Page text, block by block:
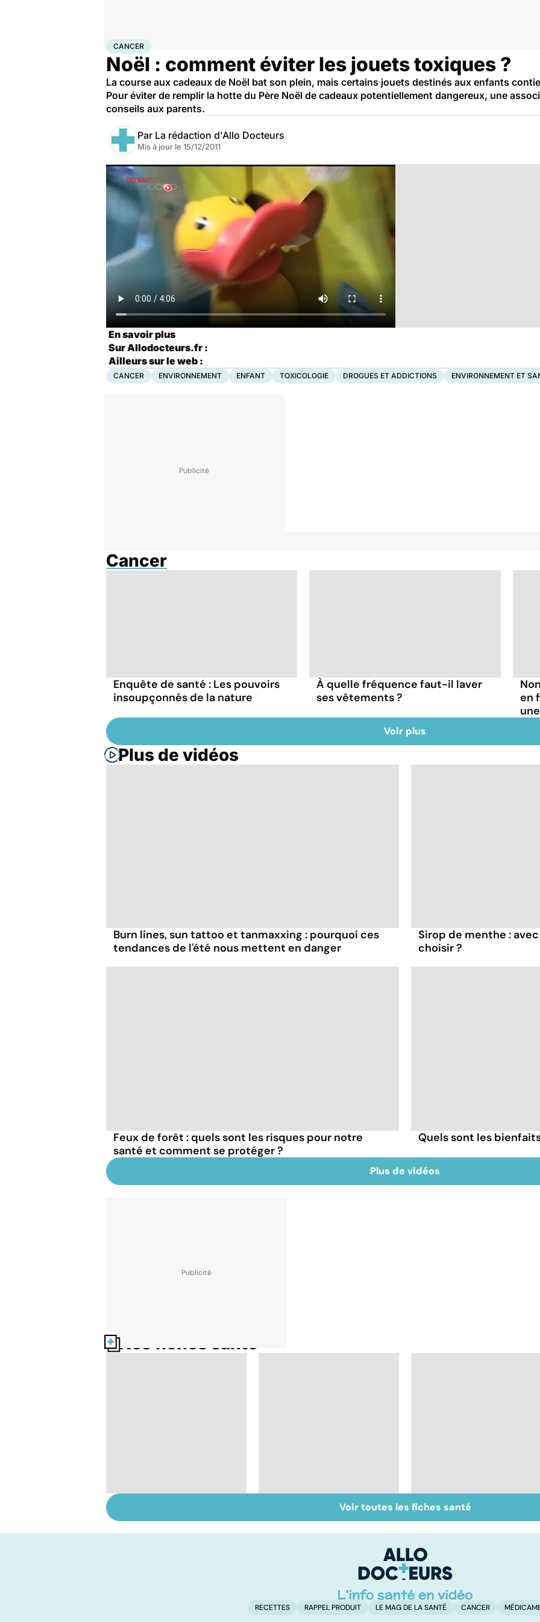
AccueilSanté
CANCER
Noël : comment éviter les jouets toxiques ?
La course aux cadeaux de Noël bat son plein, mais certains jouets destinés aux enfants
Pour éviter de remplir la hotte du Père Noël de cadeaux potentiellement dangereux, une
conseils aux parents.
Par La rédaction d'Allo Docteurs
Mis à jour le 15/12/2011
En savoir plus
Sur Allodocteurs.fr :
Ailleurs sur le web :
CANCER ENVIRONNEMENT ENFANT TOXICOLOGIE DROGUES ET ADDICTIONS ENVIRONNEMENT ET
Cancer
Enquête de santé : Les pouvoirs
insoupçonnés de la nature
À quelle fréquence faut-il laver
ses vêtements ?
en
Voir plus
Plus de vidéos
Burn lines, sun tattoo et tanmaxxing : pourquoi ces
tendances de l'été nous mettent en danger
Sirop de menthe :
choisir ?
Feux de forêt : quels sont les risques pour notre
santé et comment se protéger ?
Quels sont les
Plus de vidéos
Nos fiches santé
les papillomavirus
Le TDAH, un trouble
de l'attention avec
Accident vasculaire
cérébral : l'enfant
Voir toutes les fiches santé
RECETTES RAPPEL PRODUIT LE MAG DE LA SANTÉ CANCER